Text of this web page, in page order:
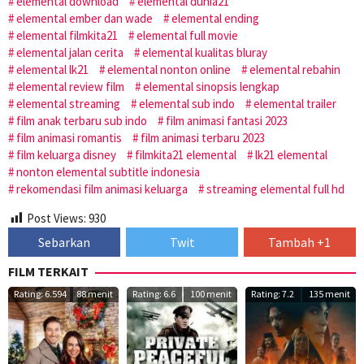
elemental ember dan wade
elemental ending
elemental filmkita21
elemental full movie
elemental jalan cerita
elemental kualitas bluray
elemental lk21
elemental nonton online
elemental rebahin
elemental review film
elemental sinopsis lengkap
elemental streaming
elemental sub indo
elemental trailer
film anak terbaru sub indo
film animasi fantasi 2023
film animasi romantis
film animasi terbaru 2023
film keluarga disney
filmkita21 elemental
lk21 elemental
nonton elemental subtitle indonesia
rekomendasi film animasi keluarga
streaming elemental full hd
Post Views: 930
Sebarkan Twit
Tambah +1
FILM TERKAIT
Rating: 6.594 88 menit Rating: 6.6 100 menit Rating: 7.2 135 menit